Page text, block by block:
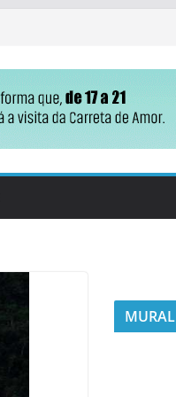
MURAL